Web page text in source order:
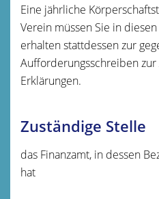
Eine jährliche
Verein müssen Sie in
erhalten stattdessenzur
Aufforderungsschreiben
Erklärungen.
Zuständige Stelle
das Finanzamt, in dessen
hat